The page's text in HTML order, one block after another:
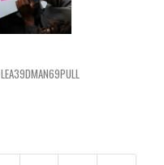
LEA39DMAN69PULL